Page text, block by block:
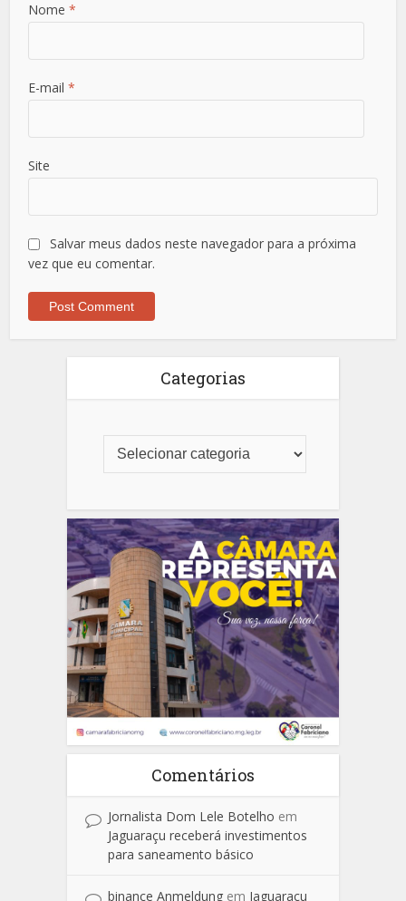
Nome*
E-mail*
Site
Salvar meus dados neste navegador para a próxima
vez que eu comentar.
Categorias
Comentários
Jornalista Dom Lele Botelho em
Jaguaraçu receberá investimentos
para saneamento básico
binance Anmeldung em Jaguaraçu